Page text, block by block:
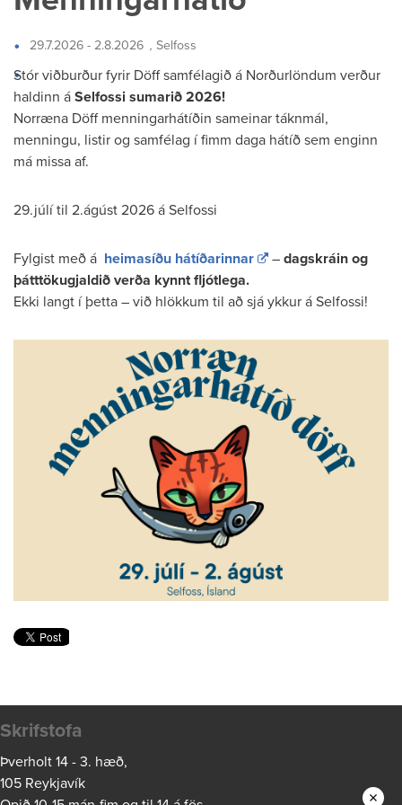
29.7.2026 - 2.8.2026 , Selfoss
Stór viðburður fyrir Döff samfélagið á Norðurlöndum verður
haldinn á Selfossi sumarið 2026!
Norræna Döff menningarhátíðin sameinar táknmál,
menningu, listir og samfélag í fimm daga hátíð sem enginn
má missa af.
29.júlí til 2.ágúst 2026 á Selfossi
Fylgist með á heimasíðu hátíðarinnar – dagskráin og
þátttökugjaldið verða kynnt fljótlega.
Ekki langt í þetta – við hlökkum til að sjá ykkur á Selfossi!
Skrifstofa
Þverholt 14 - 3. hæð,
105 Reykjavík